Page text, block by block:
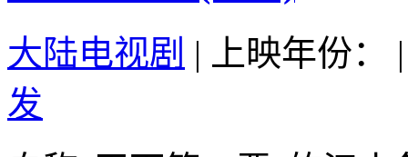
大陆电视剧 | 上映年份：
|
发